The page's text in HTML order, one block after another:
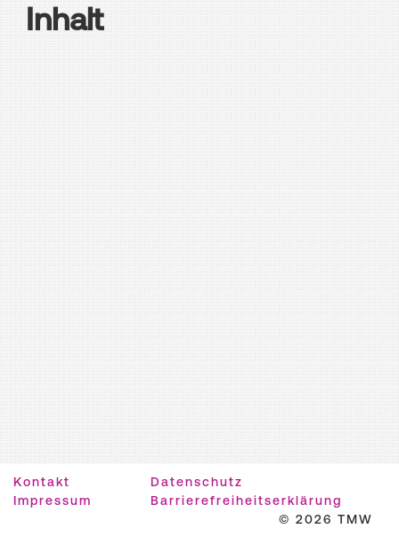
Inhalt
Kontakt
Datenschutz
Impressum
Barrierefreiheitserklärung
© 2026 TMW